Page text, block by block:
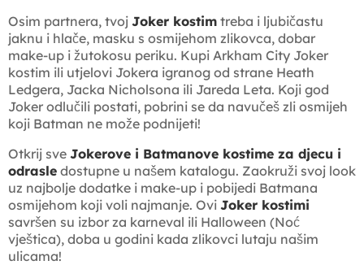
Osim partnera, tvoj Joker kostim treba i ljubičastu
jaknu i hlače, masku s osmijehom zlikovca, dobar
make-up i žutokosu periku. Kupi Arkham City Joker
kostim ili utjelovi Jokera igranog od strane Heath
Ledgera, Jacka Nicholsona ili Jareda Leta. Koji god
Joker odlučili postati, pobrini se da navučeš zli osmijeh
koji Batman ne može podnijeti!
Otkrij sve Jokerove i Batmanove kostime za djecu i
odrasle dostupne u našem katalogu. Zaokruži svoj look
uz najbolje dodatke i make-up i pobijedi Batmana
osmijehom koji voli najmanje. Ovi Joker kostimi
savršen su izbor za karneval ili Halloween (Noć
vještica), doba u godini kada zlikovci lutaju našim
ulicama!